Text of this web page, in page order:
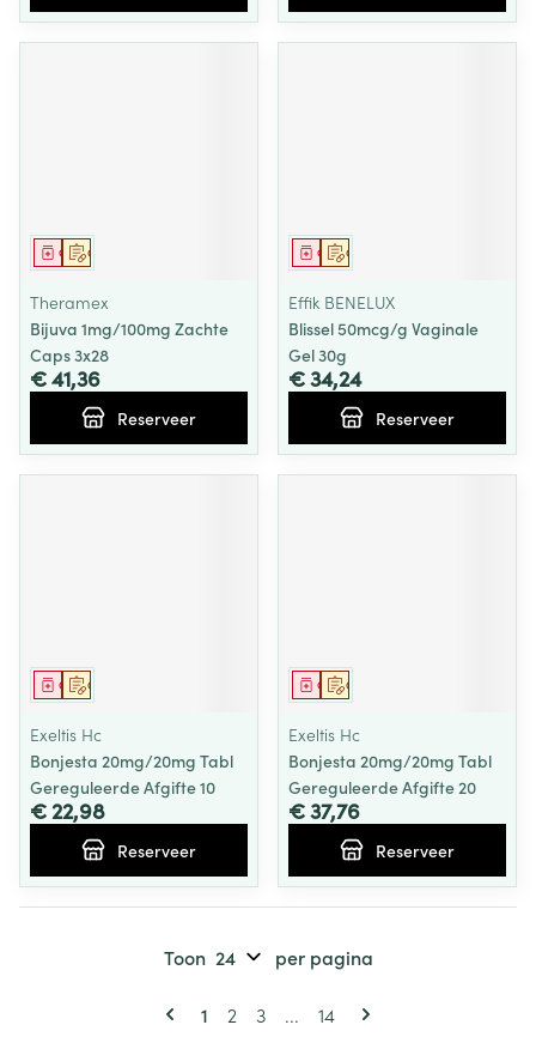
Op voorschrift
Geneesmiddel
Theramex
Bijuva 1mg/100mg Zachte
Caps 3x28
€ 41,36
Reserveer
Op voorschrift
Geneesmiddel
Effik BENELUX
Blissel 50mcg/g Vaginale
Gel 30g
€ 34,24
Reserveer
Op voorschrift
Geneesmiddel
Exeltis Hc
Bonjesta 20mg/20mg Tabl
Gereguleerde Afgifte 10
€ 22,98
Reserveer
Op voorschrift
Geneesmiddel
Exeltis Hc
Bonjesta 20mg/20mg Tabl
Gereguleerde Afgifte 20
€ 37,76
Reserveer
Pagina's
U lees momenteel pagina
1 Pagina
2 Pagina
3 ... Pagina
14
Toon per pagina